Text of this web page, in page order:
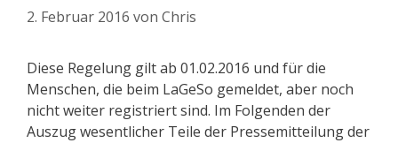
2. Februar 2016 von Chris
Diese Regelung gilt ab 01.02.2016 und für die
Menschen, die beim LaGeSo gemeldet, aber noch
nicht weiter registriert sind. Im Folgenden der
Auszug wesentlicher Teile der Pressemitteilung der